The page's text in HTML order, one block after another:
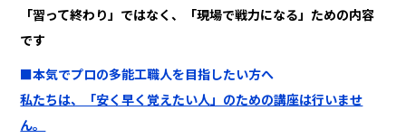
「習って終わり」ではなく、「現場で戦力になる」ための内容
です
■本気でプロの多能工職人を目指したい方へ
私たちは、「安く早く覚えたい人」のための講座は行いませ
ん。